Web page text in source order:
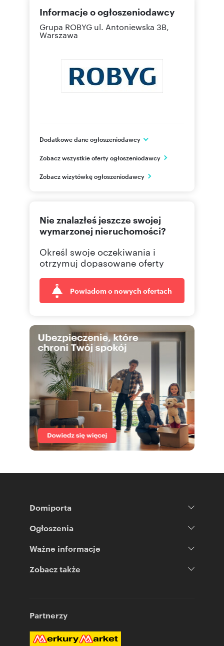
Informacje o ogłoszeniodawcy
Grupa ROBYG ul. Antoniewska 3B,
Warszawa
Dodatkowe dane ogłoszeniodawcy
Al. Rzeczypospolitej 1
mazowieckie
(22) 4 Pokaż fax
Zobacz wszystkie oferty ogłoszeniodawcy
Zobacz wizytówkę ogłoszeniodawcy
Nie znalazłeś jeszcze swojej
wymarzonej nieruchomości?
Określ swoje oczekiwania i
otrzymuj dopasowane oferty
Powiadom o nowych ofertach
Domiporta
Ogłoszenia
Ważne informacje
Zobacz także
Partnerzy